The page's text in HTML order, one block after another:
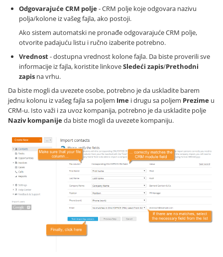
Odgovarajuće CRM polje- CRM polje koje odgovara nazivu
polja/kolone iz vašeg fajla, ako postoji.
Ako sistem automatski ne pronađe odgovarajuće CRM polje,
otvorite padajuću listu i ručno izaberite potrebno.
Vrednost- dostupna vrednost kolone fajla. Da biste proverili sve
informacije iz fajla, koristite linkoveSledeći zapis/Prethodni
zapis na vrhu.
Da biste mogli da uvezete osobe, potrebno je da uskladite barem
jednu kolonu iz vašeg fajla sa poljem Ime i drugu sa poljem Prezime u
CRM-u. Isto važi i za uvoz kompanija, potrebno je da uskladite polje
Naziv kompanijeda biste mogli da uvezete kompaniju.